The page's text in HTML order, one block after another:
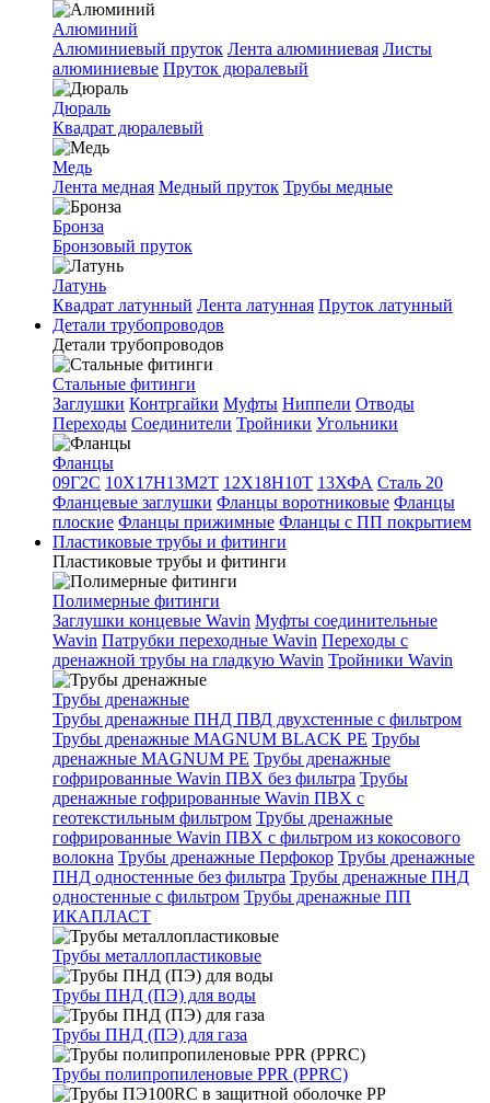
Алюминий
Алюминиевый пруток Лента алюминиевая Листы
алюминиевые Пруток дюралевый
Дюраль
Квадрат дюралевый
Медь
Лента медная Медный пруток Трубы медные
Бронза
Бронзовый пруток
Латунь
Квадрат латунный Лента латунная Пруток латунный
Детали трубопроводов
Детали трубопроводов
Стальные фитинги
Заглушки Контргайки Муфты Ниппели Отводы
Переходы Соединители Тройники Угольники
Фланцы
09Г2С 10Х17Н13М2Т 12Х18Н10Т 13ХФА Сталь 20
Фланцевые заглушки Фланцы воротниковые Фланцы
плоские Фланцы прижимные Фланцы с ПП покрытием
Пластиковые трубы и фитинги
Пластиковые трубы и фитинги
Полимерные фитинги
Заглушки концевые Wavin Муфты соединительные
Wavin Патрубки переходные Wavin Переходы с
дренажной трубы на гладкую Wavin Тройники Wavin
Трубы дренажные
Трубы дренажные ПНД ПВД двухстенные с фильтром
Трубы дренажные MAGNUM BLACK PE Трубы
дренажные MAGNUM PE Трубы дренажные
гофрированные Wavin ПВХ без фильтра Трубы
дренажные гофрированные Wavin ПВХ с
геотекстильным фильтром Трубы дренажные
гофрированные Wavin ПВХ с фильтром из кокосового
волокна Трубы дренажные Перфокор Трубы дренажные
ПНД одностенные без фильтра Трубы дренажные ПНД
одностенные с фильтром Трубы дренажные ПП
ИКАПЛАСТ
Трубы металлопластиковые
Трубы ПНД (ПЭ) для воды
Трубы ПНД (ПЭ) для газа
Трубы полипропиленовые PPR (PPRC)